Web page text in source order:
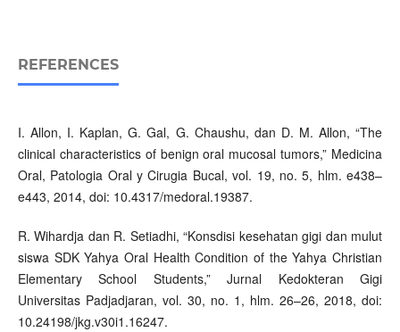
REFERENCES
I. Allon, I. Kaplan, G. Gal, G. Chaushu, dan D. M. Allon, “The
clinical characteristics of benign oral mucosal tumors,” Medicina
Oral, Patologia Oral y Cirugia Bucal, vol. 19, no. 5, hlm. e438–
e443, 2014, doi: 10.4317/medoral.19387.
R. Wihardja dan R. Setiadhi, “Konsdisi kesehatan gigi dan mulut
siswa SDK Yahya Oral Health Condition of the Yahya Christian
Elementary School Students,” Jurnal Kedokteran Gigi
Universitas Padjadjaran, vol. 30, no. 1, hlm. 26–26, 2018, doi:
10.24198/jkg.v30i1.16247.